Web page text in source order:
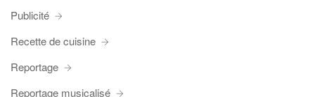
Publicité
Recette de cuisine
Reportage
Reportage musicalisé